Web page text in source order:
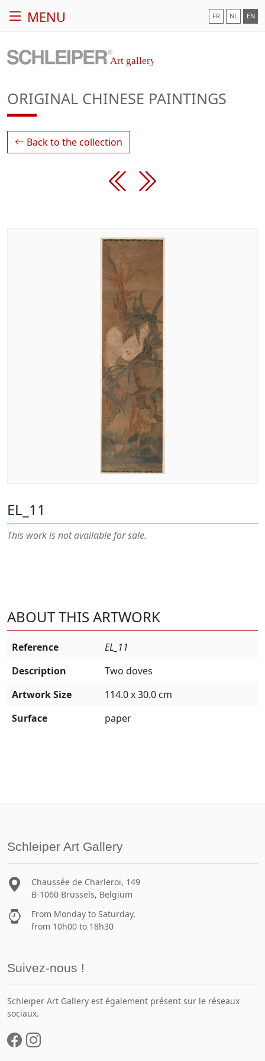
MENU FR NL EN
ORIGINAL CHINESE PAINTINGS
Back to the collection
EL_11
This work is not available for sale.
ABOUT THIS ARTWORK
Reference
EL_11
Description
Two doves
Artwork Size
114.0 x 30.0 cm
Surface
paper
Schleiper Art Gallery
Chaussée de Charleroi, 149
B-1060 Brussels, Belgium
From Monday to Saturday,
from 10h00 to 18h30
Suivez-nous !
Schleiper Art Gallery est également présent sur le réseaux
sociaux.